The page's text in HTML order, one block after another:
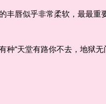
唇似乎非常柔软，最最重
“天堂有路你不去，地狱无